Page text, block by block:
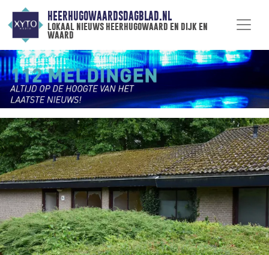
HEERHUGOWAARDSDAGBLAD.NL
lokaal nieuws heerhugowaard en dijk en
waard